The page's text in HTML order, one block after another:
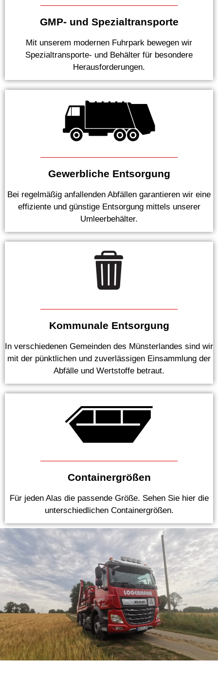
GMP- und Spezialtransporte
Mit unserem modernen Fuhrpark bewegen wir
Spezialtransporte- und Behälter für besondere
Herausforderungen.
Gewerbliche Entsorgung
Bei regelmäßig anfallenden Abfällen garantieren wir eine
effiziente und günstige Entsorgung mittels unserer
Umleerbehälter.
Kommunale Entsorgung
In verschiedenen Gemeinden des Münsterlandes sind wir
mit der pünktlichen und zuverlässigen Einsammlung der
Abfälle und Wertstoffe betraut.
Containergrößen
Für jeden Alas die passende Größe. Sehen Sie hier die
unterschiedlichen Containergrößen.